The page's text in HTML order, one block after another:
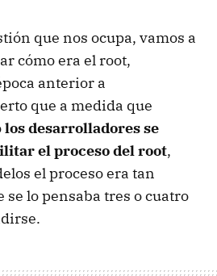
que nos ocupa, vamos a
cómo era el root,
anterior a
que a medida que
los desarrolladores se
el proceso del root,
el proceso era tan
se lo pensaba tres o cuatro